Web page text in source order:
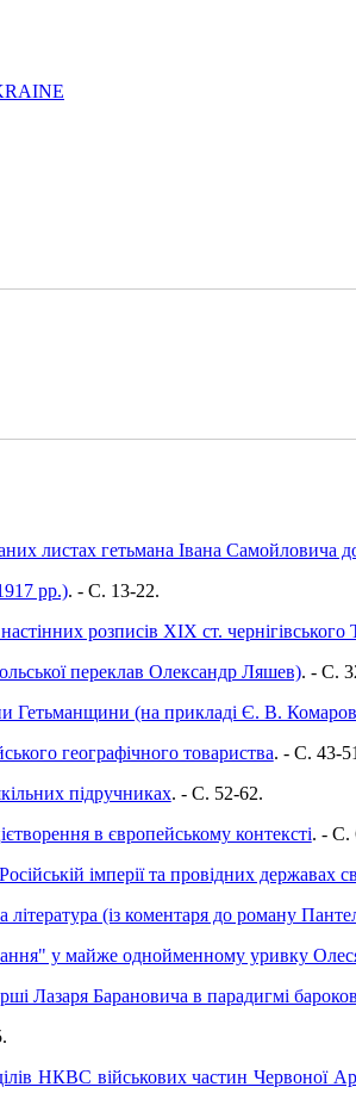
листах гетьмана Івана Самойловича
рр.). - C. 13-22.
розписів ХІХ ст. чернігівського
переклав Олександр Ляшев). - C.
Гетьманщини (на прикладі Є. В.
географічного товариства. - C. 43-
підручниках. - C. 52-62.
в європейському контексті. - C.
імперії та провідних
(із коментаря до роману
у майже однойменному уривку
Лазаря Барановича в парадигмі
НКВС військових частин Червоної